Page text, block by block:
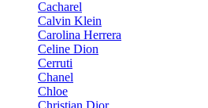
Cacharel
Calvin Klein
Carolina Herrera
Celine Dion
Cerruti
Chanel
Chloe
Christian Dior